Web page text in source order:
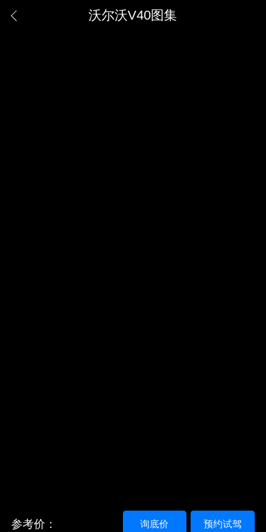
沃尔沃V40图集
参考价： 预约试驾
询底价